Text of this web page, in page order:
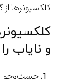
کلکسیونرها از
و نایاب